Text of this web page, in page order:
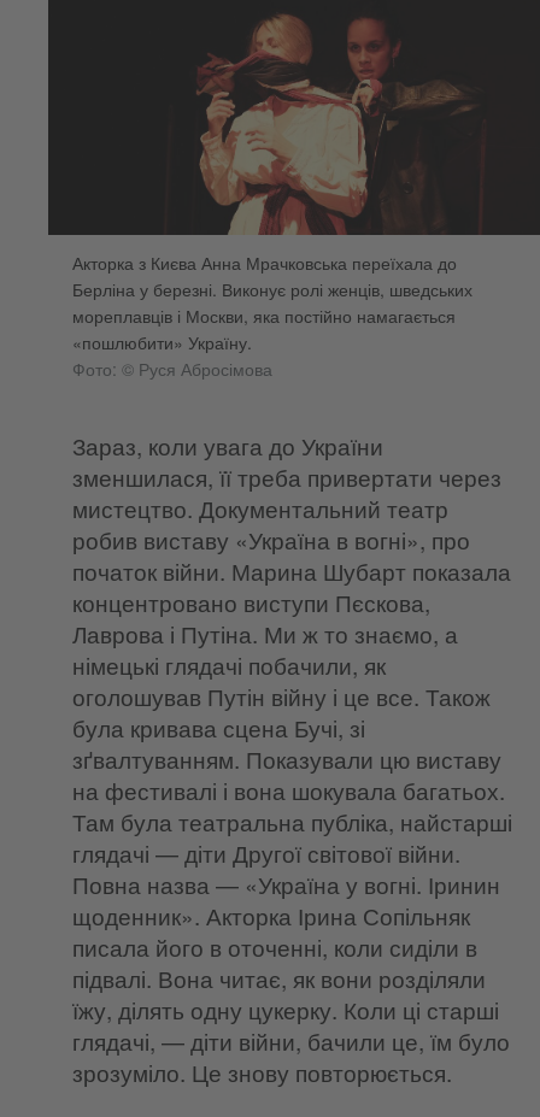
Акторка з Києва Анна Мрачковська переїхала до
Берліна у березні. Виконує ролі женців, шведських
мореплавців і Москви, яка постійно намагається
«пошлюбити» Україну.
Фото: © Руся Абросімова
Зараз, коли увага до України
зменшилася, її треба привертати через
мистецтво. Документальний театр
робив виставу «Україна в вогні», про
початок війни. Марина Шубарт показала
концентровано виступи Пєскова,
Лаврова і Путіна. Ми ж то знаємо, а
німецькі глядачі побачили, як
оголошував Путін війну і це все. Також
була кривава сцена Бучі, зі
зґвалтуванням. Показували цю виставу
на фестивалі і вона шокувала багатьох.
Там була театральна публіка, найстарші
глядачі — діти Другої світової війни.
Повна назва — «Україна у вогні. Іринин
щоденник». Акторка Ірина Сопільняк
писала його в оточенні, коли сиділи в
підвалі. Вона читає, як вони розділяли
їжу, ділять одну цукерку. Коли ці старші
глядачі, — діти війни, бачили це, їм було
зрозуміло. Це знову повторюється.